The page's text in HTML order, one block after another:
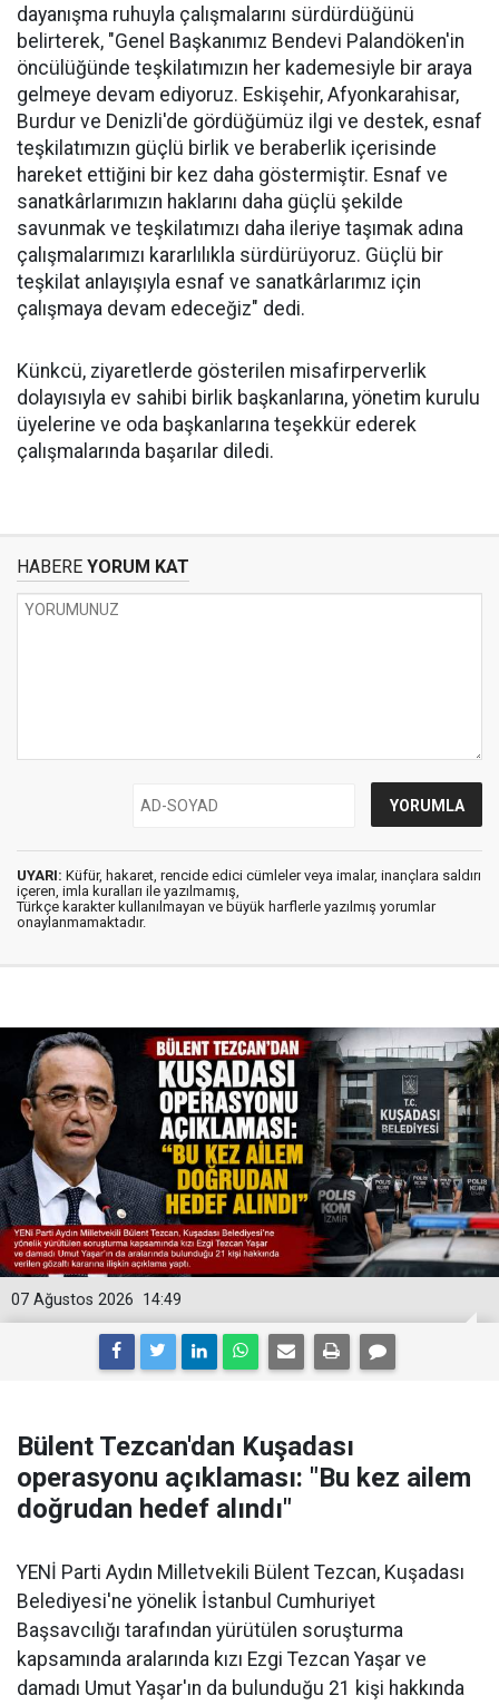
dayanışma ruhuyla çalışmalarını sürdürdüğünü
belirterek, "Genel Başkanımız Bendevi Palandöken'in
öncülüğünde teşkilatımızın her kademesiyle bir araya
gelmeye devam ediyoruz. Eskişehir, Afyonkarahisar,
Burdur ve Denizli'de gördüğümüz ilgi ve destek, esnaf
teşkilatımızın güçlü birlik ve beraberlik içerisinde
hareket ettiğini bir kez daha göstermiştir. Esnaf ve
sanatkârlarımızın haklarını daha güçlü şekilde
savunmak ve teşkilatımızı daha ileriye taşımak adına
çalışmalarımızı kararlılıkla sürdürüyoruz. Güçlü bir
teşkilat anlayışıyla esnaf ve sanatkârlarımız için
çalışmaya devam edeceğiz" dedi.
Künkcü, ziyaretlerde gösterilen misafirperverlik
dolayısıyla ev sahibi birlik başkanlarına, yönetim kurulu
üyelerine ve oda başkanlarına teşekkür ederek
çalışmalarında başarılar diledi.
HABERE YORUM KAT
UYARI: Küfür, hakaret, rencide edici cümleler veya imalar, inançlara saldırı
içeren, imla kuralları ile yazılmamış,
Türkçe karakter kullanılmayan ve büyük harflerle yazılmış yorumlar
onaylanmamaktadır.
14:49
07 Ağustos 2026
Bülent Tezcan'dan Kuşadası
operasyonu açıklaması: "Bu kez ailem
doğrudan hedef alındı"
YENİ Parti Aydın Milletvekili Bülent Tezcan, Kuşadası
Belediyesi'ne yönelik İstanbul Cumhuriyet
Başsavcılığı tarafından yürütülen soruşturma
kapsamında aralarında kızı Ezgi Tezcan Yaşar ve
damadı Umut Yaşar'ın da bulunduğu 21 kişi hakkında